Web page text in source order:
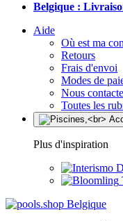
Belgique :
Aide
Où est ma
Retours
Frais d'envoi
Modes de
Nous
Toutes les
Plus d'inspiration